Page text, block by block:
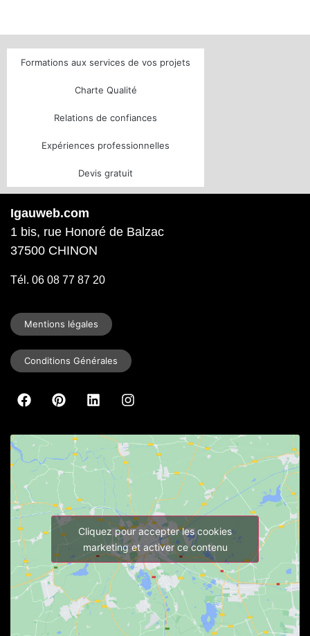
Formations aux services de vos projets
Charte Qualité
Relations de confiances
Expériences professionnelles
Devis gratuit
Igauweb.com
1 bis, rue Honoré de Balzac
37500 CHINON
Tél. 06 08 77 87 20
Mentions légales
Conditions Générales
Cliquez pour accepter les cookies
marketing et activer ce contenu